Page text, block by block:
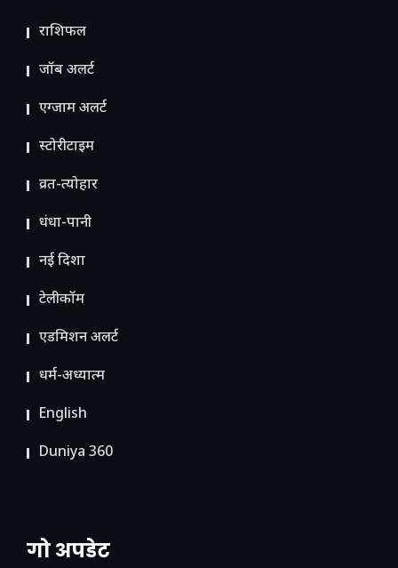
राशिफल
जॉब अलर्ट
एग्जाम अलर्ट
स्टोरीटाइम
व्रत-त्योहार
धंधा-पानी
नई दिशा
टेलीकॉम
ए​डमिशन अलर्ट
धर्म-अध्यात्म
English
Duniya 360
गो अपडेट